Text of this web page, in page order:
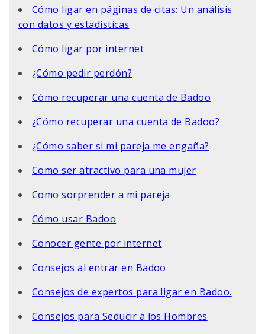
Cómo ligar en páginas de citas: Un análisis
con datos y estadísticas
Cómo ligar por internet
¿Cómo pedir perdón?
Cómo recuperar una cuenta de Badoo
¿Cómo recuperar una cuenta de Badoo?
¿Cómo saber si mi pareja me engaña?
Como ser atractivo para una mujer
Como sorprender a mi pareja
Cómo usar Badoo
Conocer gente por internet
Consejos al entrar en Badoo
Consejos de expertos para ligar en Badoo.
Consejos para Seducir a los Hombres